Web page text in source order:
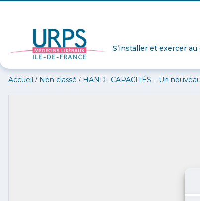
S’installer et exercer
Accueil / Non classé / HANDI-CAPACITÉS – Un